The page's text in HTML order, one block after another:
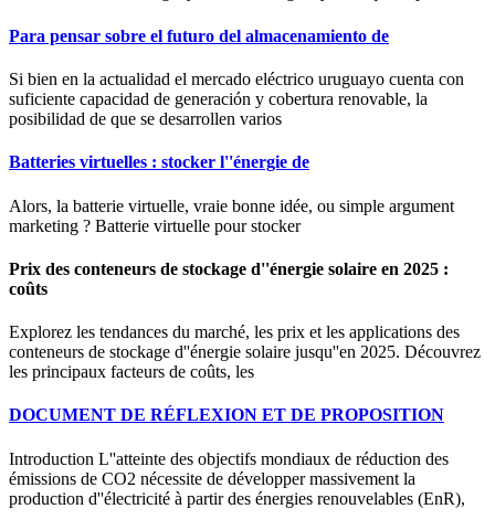
Para pensar sobre el futuro del almacenamiento de
Si bien en la actualidad el mercado eléctrico uruguayo cuenta con
suficiente capacidad de generación y cobertura renovable, la
posibilidad de que se desarrollen varios
Batteries virtuelles : stocker l''énergie de
Alors, la batterie virtuelle, vraie bonne idée, ou simple argument
marketing ? Batterie virtuelle pour stocker
Prix des conteneurs de stockage d''énergie solaire en 2025 :
coûts
Explorez les tendances du marché, les prix et les applications des
conteneurs de stockage d''énergie solaire jusqu''en 2025. Découvrez
les principaux facteurs de coûts, les
DOCUMENT DE RÉFLEXION ET DE PROPOSITION
Introduction L''atteinte des objectifs mondiaux de réduction des
émissions de CO2 nécessite de développer massivement la
production d''électricité à partir des énergies renouvelables (EnR),